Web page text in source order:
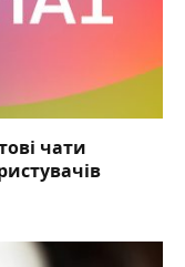
чати